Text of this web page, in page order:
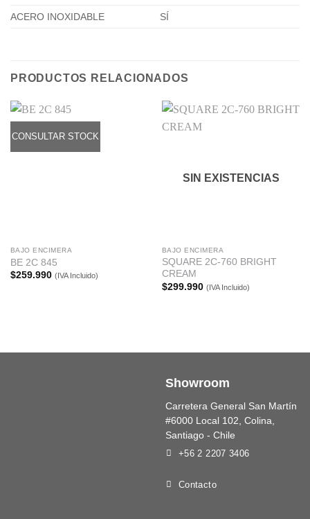
ACERO INOXIDABLE SÍ
PRODUCTOS RELACIONADOS
CONSULTAR STOCK
BAJO ENCIMERA
BE 2C 845
$259.990 (IVA Incluido)
SIN EXISTENCIAS
BAJO ENCIMERA
SQUARE 2C-760 BRIGHT
CREAM
$299.990 (IVA Incluido)
Showroom
Carretera General San Martín
#6000 Local 102, Colina,
Santiago - Chile
+56 2 2207 3406
Contacto